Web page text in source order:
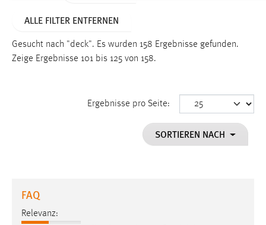
ALLE FILTER ENTFERNEN
Gesucht nach "deck". Es wurden 158 Ergebnisse gefunden.
Zeige Ergebnisse 101 bis 125 von 158.
Ergebnisse pro Seite:
SORTIEREN NACH
FAQ
Relevanz:
Funktionen und sind für die einwandfreie Funktion der
Einverständnis
cookie_consent
Dieser Cookie speichert die ausgewählten Einverständnis-
Performance